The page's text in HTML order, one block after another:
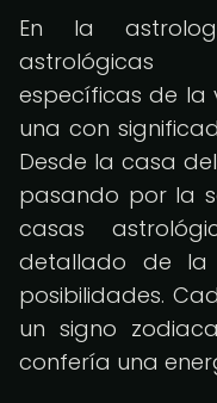
En la
astrológicas
específicas de la
una con
Desde la casa
pasando por la
casas
detallado de la
posibilidades.
un signo
confería una